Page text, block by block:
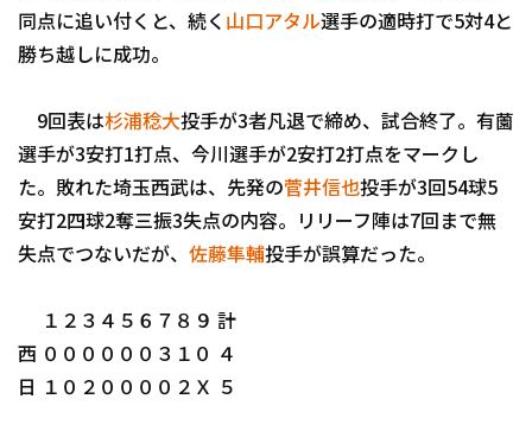
運営会社（別ウィンドウで開く）
特定商取引法の表示 アルバイト募集（
同点に追い付くと、続く 山口アタル選手の適時打で5対4と
勝ち越しに成功。
9回表は杉浦稔大投手が3者凡退で締め、試合終了。有薗
選手が3安打1打点、今川選手が2安打2打点をマークし
た。敗れた埼玉西武は、先発の菅井信也投手が3回54球5
安打2四球2奪三振3失点の内容。リリーフ陣は7回まで無
失点でつないだが、 佐藤隼輔投手が誤算だった。
１２３４５６７８９ 計
西 ００００００３１０ ４
日 １０２００００２Ｘ ５